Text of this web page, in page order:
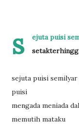
s
ejuta puisi
sejuta puisi
puisi
mengada meniada
memutih mataku